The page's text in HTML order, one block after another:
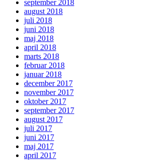
september 2018
august 2018
juli 2018
juni 2018
maj 2018
april 2018
marts 2018
februar 2018
januar 2018
december 2017
november 2017
oktober 2017
september 2017
august 2017
juli 2017
juni 2017
maj 2017
april 2017